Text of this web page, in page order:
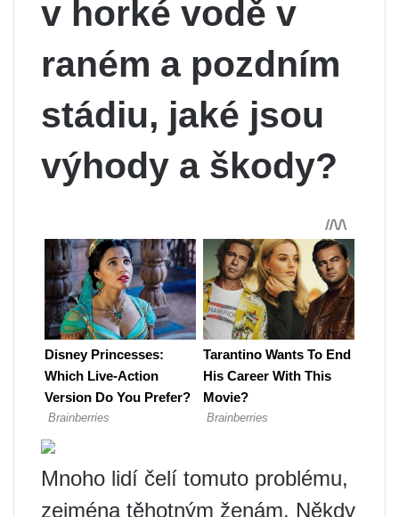
v horké vodě v
raném a pozdním
stádiu, jaké jsou
výhody a škody?
Mnoho lidí čelí tomuto problému,
zejména těhotným ženám. Někdy